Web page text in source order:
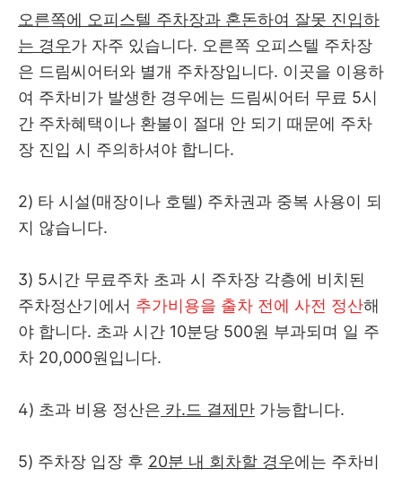
오른쪽에 오피스텔 주차장과 혼돈하여 잘못 진입하
는 경우가 자주 있습니다. 오른쪽 오피스텔 주차장
은 드림씨어터와 별개 주차장입니다. 이곳을 이용하
여 주차비가 발생한 경우에는 드림씨어터 무료 5시
간 주차혜택이나 환불이 절대 안 되기 때문에 주차
장 진입 시 주의하셔야 합니다.
2) 타 시설(매장이나 호텔) 주차권과 중복 사용이 되
지 않습니다.
3) 5시간 무료주차 초과 시 주차장 각층에 비치된
주차정산기에서 추가비용을 출차 전에 사전 정산해
야 합니다. 초과 시간 10분당 500원 부과되며 일 주
차 20,000원입니다.
4) 초과 비용 정산은 카.드 결제만 가능합니다.
5) 주차장 입장 후 20분 내 회차할 경우에는 주차비